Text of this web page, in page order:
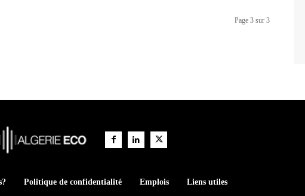
Page 3 sur 3
Politique de confidentialité Emplois Liens utiles